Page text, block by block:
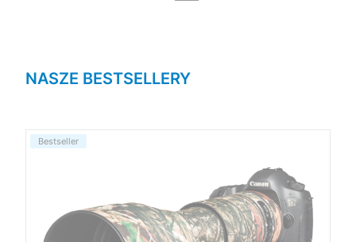
NASZE BESTSELLERY
Bestseller